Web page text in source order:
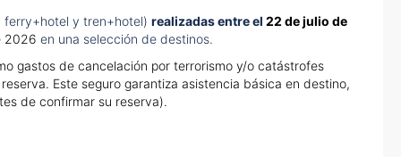
ferry+hotel y tren+hotel) realizadas entre el 22 de julio de
2026 en una selección de destinos.
gastos de cancelación por terrorismo y/o catástrofes
Este seguro garantiza asistencia básica en destino,
de confirmar su reserva).